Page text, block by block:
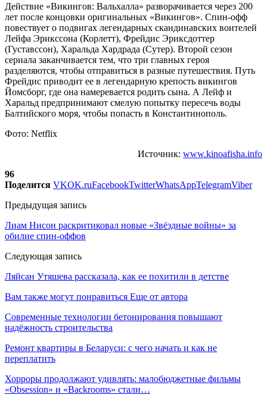
Действие «Викингов: Вальхалла» разворачивается через 200
лет после концовки оригинальных «Викингов». Спин-офф
повествует о подвигах легендарных скандинавских воителей
Лейфа Эрикссона (Корлетт), Фрейдис Эриксдоттер
(Густавссон), Харальда Хардрада (Сутер). Второй сезон
сериала заканчивается тем, что три главных героя
разделяются, чтобы отправиться в разные путешествия. Путь
Фрейдис приводит ее в легендарную крепость викингов
Йомсборг, где она намеревается родить сына. А Лейф и
Харальд предпринимают смелую попытку пересечь воды
Балтийского моря, чтобы попасть в Константинополь.
Фото: Netflix
Источник: www.kinoafisha.info
96
Поделится VKOK.ruFacebookTwitterWhatsAppTelegramViber
Предыдущая запись
Лиам Нисон раскритиковал новые «Звёздные войны» за
обилие спин-оффов
Следующая запись
Ляйсан Утяшева рассказала, как ее похитили в детстве
Вам также могут понравиться Еще от автора
Современные технологии бетонирования повышают
надёжность строительства
Ремонт квартиры в Беларуси: с чего начать и как не
переплатить
Хорроры продолжают удивлять: малобюджетные фильмы
«Obsession» и «Backrooms» стали…